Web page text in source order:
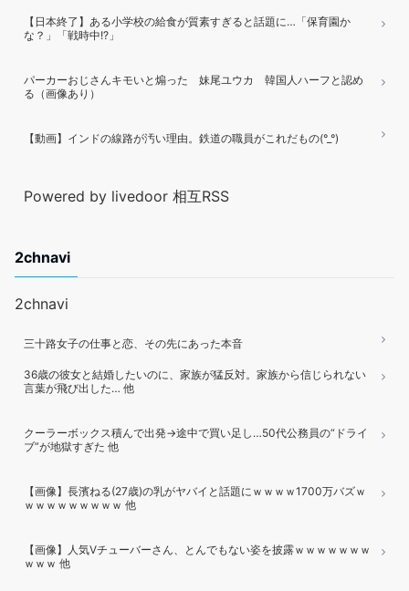
【日本終了】ある小学校の給食が質素すぎると話題に…「保育園か
な？」「戦時中!?」
パーカーおじさんキモいと煽った 妹尾ユウカ 韓国人ハーフと認め
る（画像あり）
【動画】インドの線路が汚い理由。鉄道の職員がこれだもの(°_°)
Powered by livedoor 相互RSS
2chnavi
2chnavi
三十路女子の仕事と恋、その先にあった本音
36歳の彼女と結婚したいのに、家族が猛反対。家族から信じられない
言葉が飛び出した… 他
クーラーボックス積んで出発→途中で買い足し…50代公務員の“ドライ
ブ”が地獄すぎた 他
【画像】長濱ねる(27歳)の乳がヤバイと話題にｗｗｗｗ1700万バズｗ
ｗｗｗｗｗｗｗｗｗ 他
【画像】人気Vチューバーさん、とんでもない姿を披露ｗｗｗｗｗｗｗ
ｗｗｗ 他